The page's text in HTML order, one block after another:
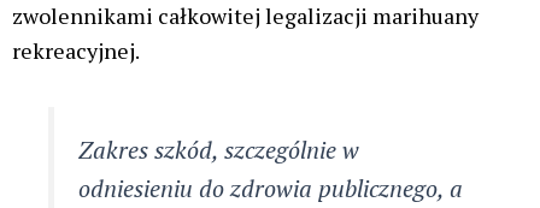
zwolennikami całkowitej legalizacji marihuany
rekreacyjnej.
Zakres szkód, szczególnie w
odniesieniu do zdrowia publicznego, a